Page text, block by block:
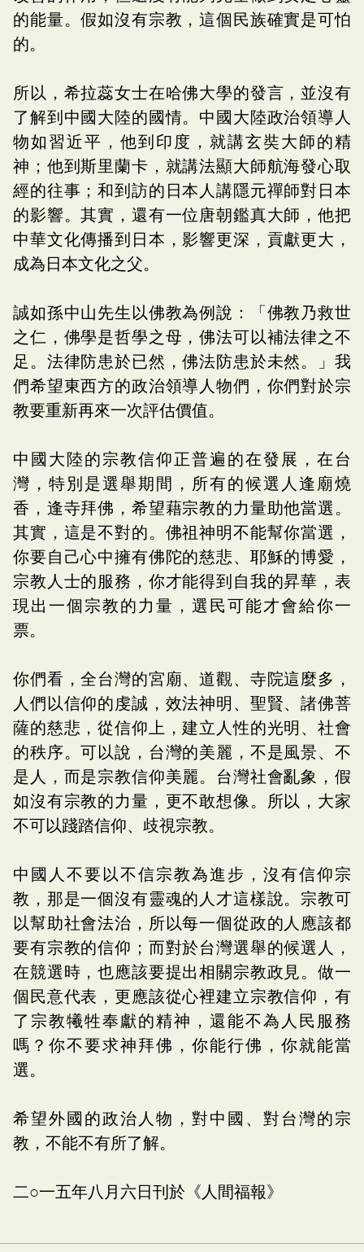
的能量。假如沒有宗教，這個民族確實是可怕
的。
所以，希拉蕊女士在哈佛大學的發言，並沒有
了解到中國大陸的國情。中國大陸政治領導人
物如習近平，他到印度，就講玄奘大師的精
神；他到斯里蘭卡，就講法顯大師航海發心取
經的往事；和到訪的日本人講隱元禪師對日本
的影響。其實，還有一位唐朝鑑真大師，他把
中華文化傳播到日本，影響更深，貢獻更大，
成為日本文化之父。
誠如孫中山先生以佛教為例說：「佛教乃救世
之仁，佛學是哲學之母，佛法可以補法律之不
足。法律防患於已然，佛法防患於未然。」我
們希望東西方的政治領導人物們，你們對於宗
教要重新再來一次評估價值。
中國大陸的宗教信仰正普遍的在發展，在台
灣，特別是選舉期間，所有的候選人逢廟燒
香，逢寺拜佛，希望藉宗教的力量助他當選。
其實，這是不對的。佛祖神明不能幫你當選，
你要自己心中擁有佛陀的慈悲、耶穌的博愛，
宗教人士的服務，你才能得到自我的昇華，表
現出一個宗教的力量，選民可能才會給你一
票。
你們看，全台灣的宮廟、道觀、寺院這麼多，
人們以信仰的虔誠，效法神明、聖賢、諸佛菩
薩的慈悲，從信仰上，建立人性的光明、社會
的秩序。可以說，台灣的美麗，不是風景、不
是人，而是宗教信仰美麗。台灣社會亂象，假
如沒有宗教的力量，更不敢想像。所以，大家
不可以踐踏信仰、歧視宗教。
中國人不要以不信宗教為進步，沒有信仰宗
教，那是一個沒有靈魂的人才這樣說。宗教可
以幫助社會法治，所以每一個從政的人應該都
要有宗教的信仰；而對於台灣選舉的候選人，
在競選時，也應該要提出相關宗教政見。做一
個民意代表，更應該從心裡建立宗教信仰，有
了宗教犧牲奉獻的精神，還能不為人民服務
嗎？你不要求神拜佛，你能行佛，你就能當
選。
希望外國的政治人物，對中國、對台灣的宗
教，不能不有所了解。
二○一五年八月六日刊於《人間福報》